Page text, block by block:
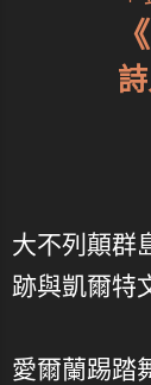
大不列顛群
跡與凱爾特
愛爾蘭踢踏